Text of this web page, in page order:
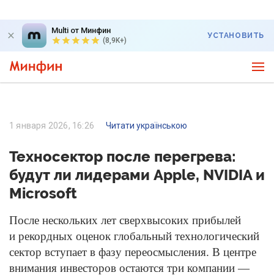
Multi от Минфин
(8,9K+)
УСТАНОВИТЬ
1 января 2026, 16:26 Читати українською
Техносектор после перегрева:
будут ли лидерами Apple, NVIDIA и
Microsoft
После нескольких лет сверхвысоких прибылей
и рекордных оценок глобальный технологический
сектор вступает в фазу переосмысления. В центре
внимания инвесторов остаются три компании —